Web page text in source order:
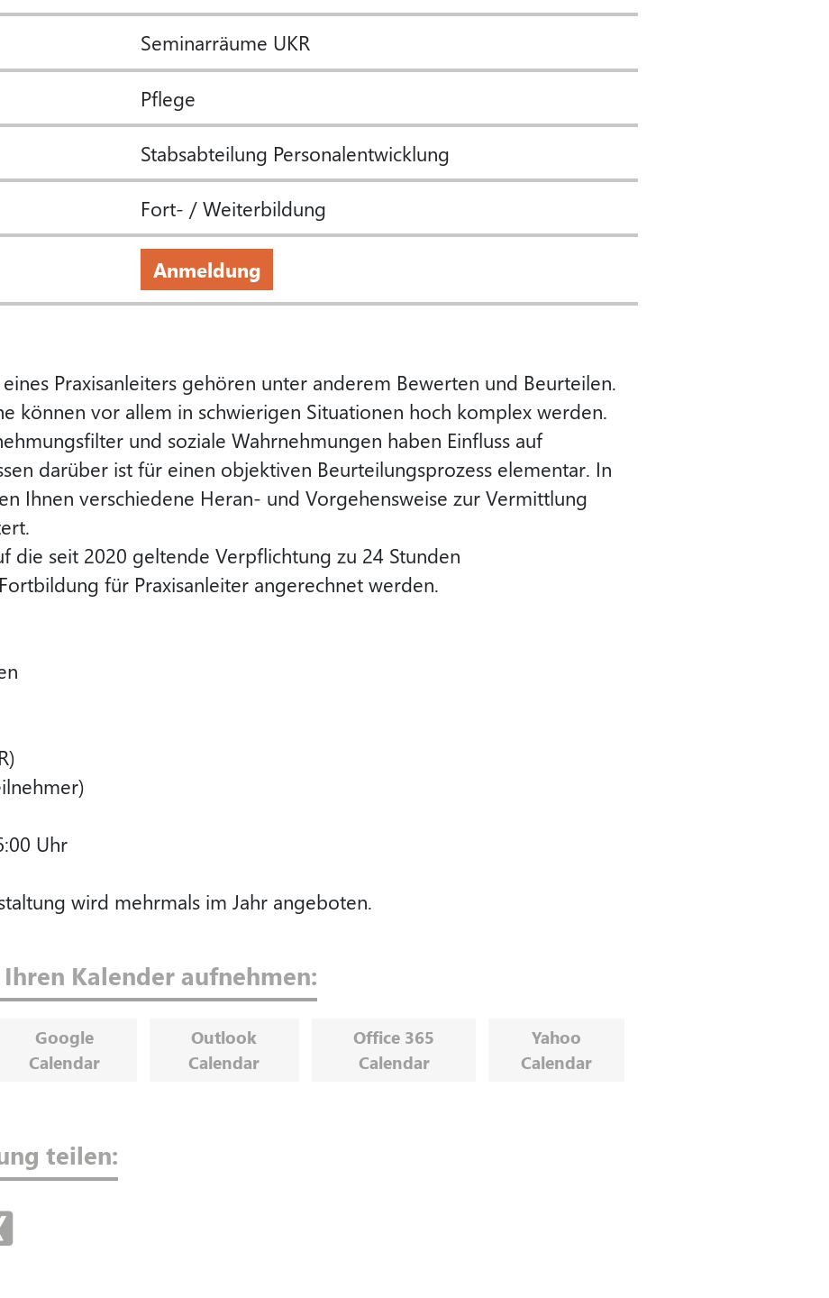
Seminarräume UKR
Pflege
Stabsabteilung Personalentwicklung
Fort- / Weiterbildung
Anmeldung
Praxisanleiters gehören unter anderem Bewerten und Beurteilen.
können vor allem in schwierigen Situationen hoch komplex werden.
und soziale Wahrnehmungen haben Einfluss auf
darüber ist für einen objektiven Beurteilungsprozess elementar. In
Ihnen verschiedene Heran- und Vorgehensweise zur Vermittlung
die seit 2020 geltende Verpflichtung zu 24 Stunden
für Praxisanleiter angerechnet werden.
Uhr
wird mehrmals im Jahr angeboten.
Kalender aufnehmen:
Google
Calendar
Outlook
Calendar
Office 365
Calendar
Yahoo
Calendar
teilen: